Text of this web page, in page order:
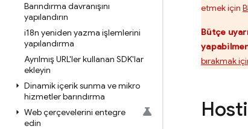
Barındırma davranışını
yapılandırın
i18n yeniden yazma işlemlerini
yapılandırma
Ayrılmış URL'ler kullanan SDK'lar
ekleyin
Dinamik içerik sunma ve mikro
hizmetler barındırma
Web çerçevelerini entegre
edin
etmek için
Bütçe
bırakmak